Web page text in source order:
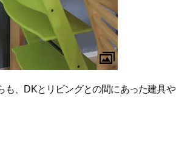
も、DKとリビングとの間にあった建具や